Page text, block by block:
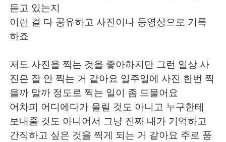
Русский ไทย
Indonesia
Türkçe Tiếng Việt
Português
듣고 있는지
이런 걸 다 공유하고 사진이나 동영상으로 기록
하죠
저도 사진을 찍는 것을 좋아하지만 그런 일상 사
진은 잘 안 찍는 거 같아요 일주일에 사진 한번 찍
을까 말까 정도로 찍는 일이 좀 드물어요
어차피 어디에다가 올릴 것도 아니고 누구한테
보내줄 것도 아니어서 그냥 진짜 내가 기억하고
간직하고 싶은 것을 찍게 되는 거 같아요 주로 풍